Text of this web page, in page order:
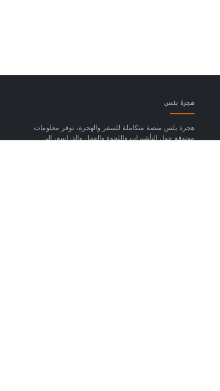
هجرة بلس
هجرة بلس منصة متكاملة للسفر والهجرة، توفر معلومات
موثوقة حول التأشيرات واللجوء والعمل والدراسة، إلى